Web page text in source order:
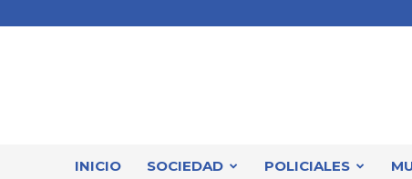
INICIO SOCIEDAD POLICIALES